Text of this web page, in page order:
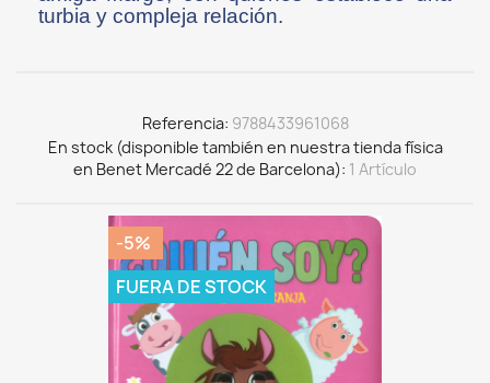
turbia y compleja relación.
Referencia 9788433961068
En stock (disponible también en nuestra tienda física
en Benet Mercadé 22 de Barcelona) 1 Artículo
-5%
FUERA DE STOCK